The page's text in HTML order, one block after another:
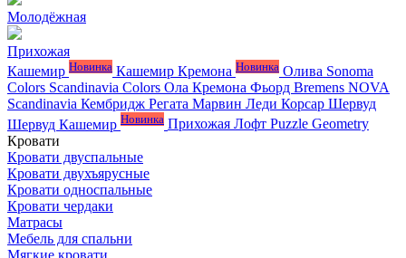
Молодёжная
Прихожая
Кашемир Новинка Кашемир Кремона Новинка Олива Sonoma
Colors Scandinavia Colors Ола Кремона Фьорд Bremens NOVA
Scandinavia Кембридж Регата Марвин Леди Корсар Шервуд
Шервуд Кашемир Новинка Прихожая Лофт Puzzle Geometry
Кровати
Кровати двуспальные
Кровати двухъярусные
Кровати односпальные
Кровати чердаки
Матрасы
Мебель для спальни
Мягкие кровати